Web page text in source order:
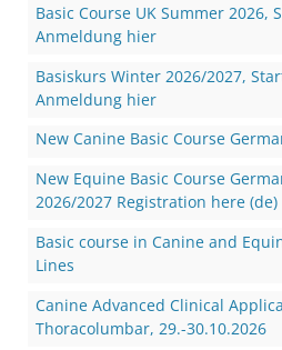
Basic Course UK Summer 2026,
Anmeldung hier
Basiskurs Winter 2026/2027,
Anmeldung hier
New Canine Basic Course
New Equine Basic Course
2026/2027 Registration here (de)
Basic course in Canine and
Lines
Canine Advanced Clinical
Thoracolumbar, 29.-30.10.2026